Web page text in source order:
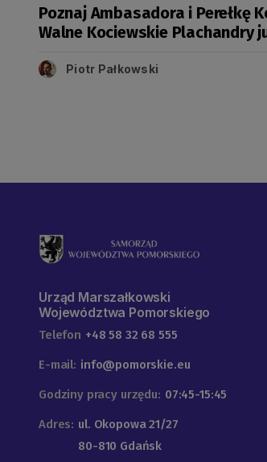
Poznaj Ambasadora i Perełkę
Walne Kociewskie Plachandry
Piotr Pałkowski
Urząd Marszałkowski
Województwa Pomorskiego
Telefon +48 58 32 68 555
E-mail: info@pomorskie.eu
Godziny pracy urzędu: 07:45-15:45
Adres: ul. Okopowa 21/27
80-810 Gdańsk